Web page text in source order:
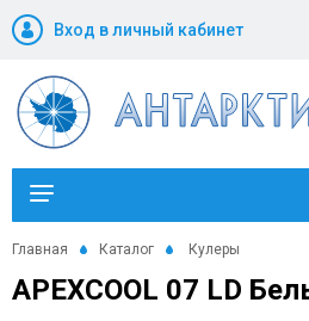
Вход в личный кабинет
Каталог
Новости и
Главная Каталог Кулеры
APEXCOOL 07 LD